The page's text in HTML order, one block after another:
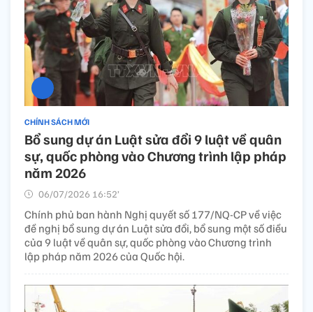
CHÍNH SÁCH MỚI
Bổ sung dự án Luật sửa đổi 9 luật về quân
sự, quốc phòng vào Chương trình lập pháp
năm 2026
06/07/2026 16:52’
Chính phủ ban hành Nghị quyết số 177/NQ-CP về việc
đề nghị bổ sung dự án Luật sửa đổi, bổ sung một số điều
của 9 luật về quân sự, quốc phòng vào Chương trình
lập pháp năm 2026 của Quốc hội.